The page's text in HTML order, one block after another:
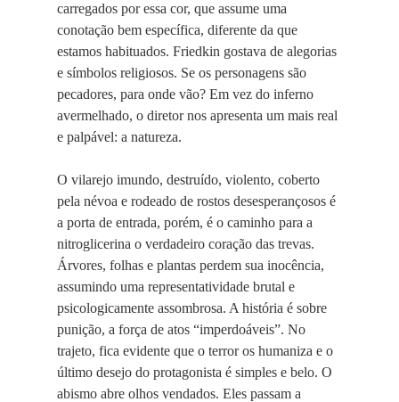
carregados por essa cor, que assume uma
conotação bem específica, diferente da que
estamos habituados. Friedkin gostava de alegorias
e símbolos religiosos. Se os personagens são
pecadores, para onde vão? Em vez do inferno
avermelhado, o diretor nos apresenta um mais real
e palpável: a natureza.
O vilarejo imundo, destruído, violento, coberto
pela névoa e rodeado de rostos desesperançosos é
a porta de entrada, porém, é o caminho para a
nitroglicerina o verdadeiro coração das trevas.
Árvores, folhas e plantas perdem sua inocência,
assumindo uma representatividade brutal e
psicologicamente assombrosa. A história é sobre
punição, a força de atos “imperdoáveis”. No
trajeto, fica evidente que o terror os humaniza e o
último desejo do protagonista é simples e belo. O
abismo abre olhos vendados. Eles passam a